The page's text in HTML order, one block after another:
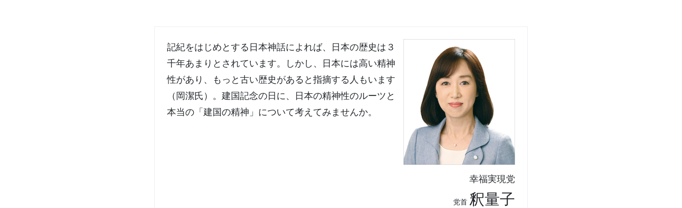
幸福実現党
党首 釈量子
記紀をはじめとする日本神話によれば、日本の歴史は３
千年あまりとされています。しかし、日本には高い精神
性があり、もっと古い歴史があると指摘する人もいます
（岡潔氏）。建国記念の日に、日本の精神性のルーツと
本当の「建国の精神」について考えてみませんか。